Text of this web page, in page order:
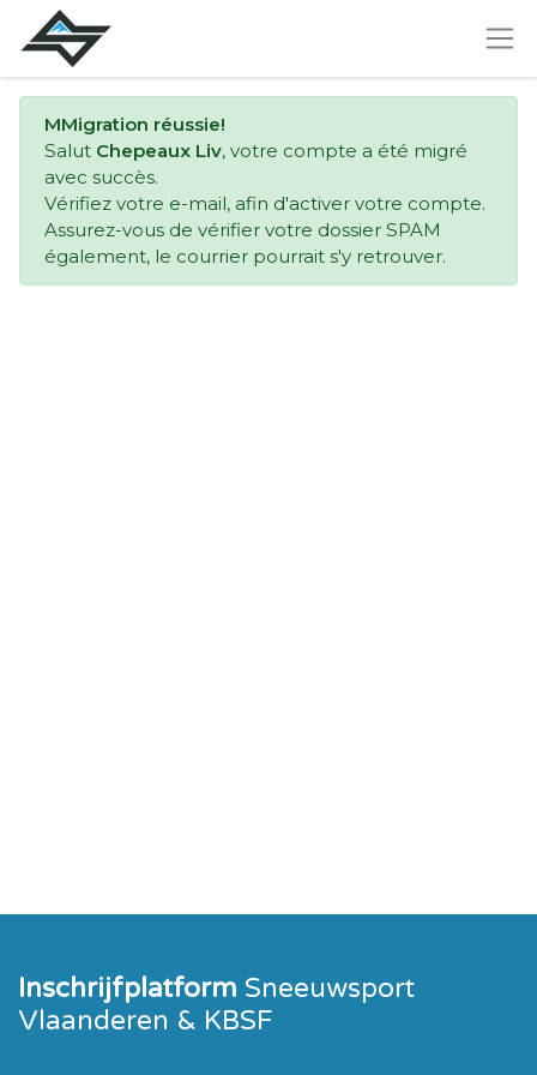
MMigration réussie!
Salut Chepeaux Liv, votre compte a été migré
avec succès.
Vérifiez votre e-mail, afin d'activer votre compte.
Assurez-vous de vérifier votre dossier SPAM
également, le courrier pourrait s'y retrouver.
Inschrijfplatform Sneeuwsport
Vlaanderen & KBSF